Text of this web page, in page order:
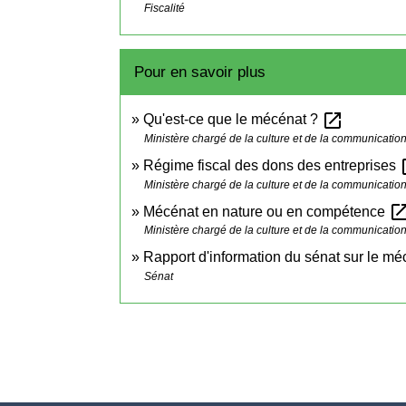
Fiscalité
Pour en savoir plus
Qu'est-ce que le mécénat ? open_in_new
Ministère chargé de la culture et de la communication
Régime fiscal des dons des entreprises
Ministère chargé de la culture et de la communication
Mécénat en nature ou en compétence
Ministère chargé de la culture et de la communication
Rapport d'information du sénat sur le
Sénat